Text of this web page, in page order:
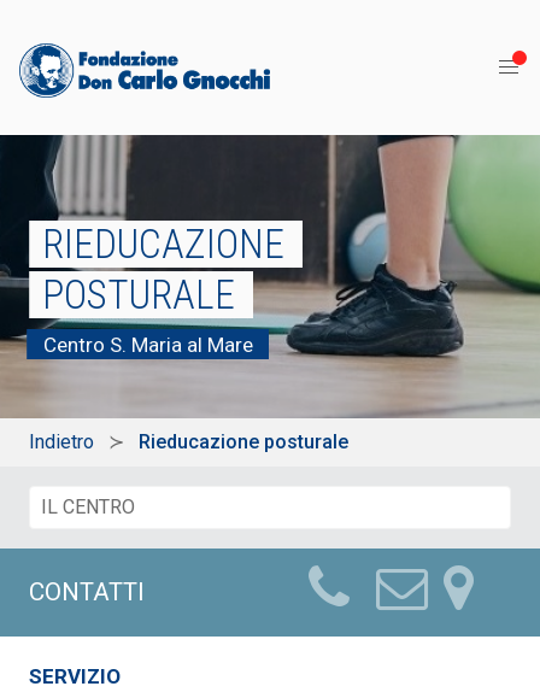
RIEDUCAZIONE
POSTURALE
Centro S. Maria al Mare
Indietro Rieducazione posturale
CONTATTI
SERVIZIO